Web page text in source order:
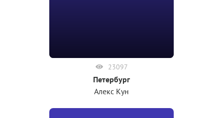
23097
Петербург
Алекс Кун